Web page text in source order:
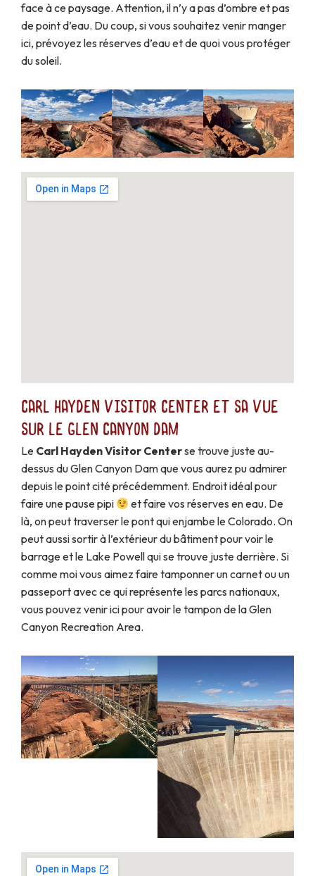
face à ce paysage. Attention, il n’y a pas d’ombre et pas
de point d’eau. Du coup, si vous souhaitez venir manger
ici, prévoyez les réserves d’eau et de quoi vous protéger
du soleil.
Carl Hayden Visitor Center et sa vue
sur le Glen Canyon Dam
Le Carl Hayden Visitor Centerse trouve juste au-
dessus du Glen Canyon Dam que vous aurez pu admirer
depuis le point cité précédemment. Endroit idéal pour
faire une pause pipi
et faire vos réserves en eau. De
là, on peut traverser le pont qui enjambe le Colorado. On
peut aussi sortir à l’extérieur du bâtiment pour voir le
barrage et le Lake Powell qui se trouve juste derrière. Si
comme moi vous aimez faire tamponner un carnet ou un
passeport avec ce qui représente les parcs nationaux,
vous pouvez venir ici pour avoir le tampon de la Glen
Canyon Recreation Area.